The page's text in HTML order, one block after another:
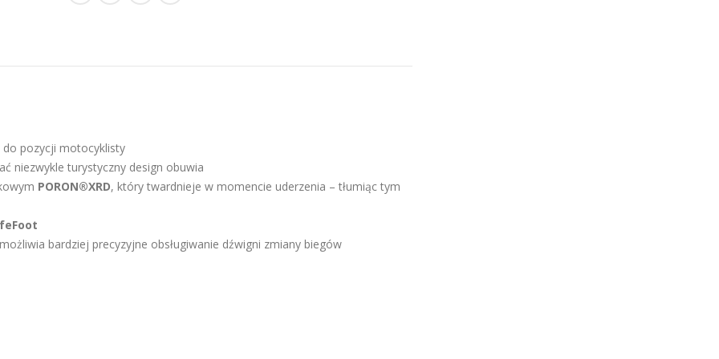
pozycji motocyklisty
niezwykle turystyczny design obuwia
PORON®XRD, który twardnieje w momencie uderzenia – tłumiąc tym
bardziej precyzyjne obsługiwanie dźwigni zmiany biegów